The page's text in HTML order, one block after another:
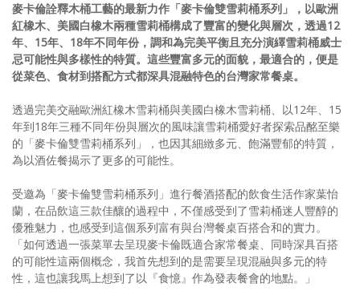
訂閱電子報
麥卡倫詮釋木桶工藝的最新力作「麥卡倫雙雪莉桶系列」，以歐洲
紅橡木、美國白橡木兩種雪莉桶構成了豐富的變化與層次，透過12
年、15年、18年不同年份，調和為完美平衡且充分演繹雪莉桶威士
忌可能性與多樣性的特質。這些豐富多元的面貌，最適合的，便是
從菜色、食材到搭配方式都深具混融特色的台灣家常餐桌。
透過完美交融歐洲紅橡木雪莉桶與美國白橡木雪莉桶、以12年、15
年到18年三種不同年份與層次的風味讓雪莉桶愛好者探索品酩至樂
的「麥卡倫雙雪莉桶系列」，也因其細緻多元、飽滿豐郁的特質，
為以酒佐餐揭示了更多的可能性。
受邀為「麥卡倫雙雪莉桶系列」進行餐酒搭配的飲食生活作家葉怡
蘭，在品飲這三款佳釀的過程中，不僅感受到了雪莉桶迷人豐醇的
優雅魅力，也感受到這個系列富有與台灣餐桌百搭合和的實力。
「如何透過一張菜單去呈現麥卡倫既適合家常餐桌、同時深具百搭
的可能性這兩個概念，我首先想到的是需要呈現混融與多元的特
性，這也讓我馬上想到了以『食憶』作為發表餐會的地點。」